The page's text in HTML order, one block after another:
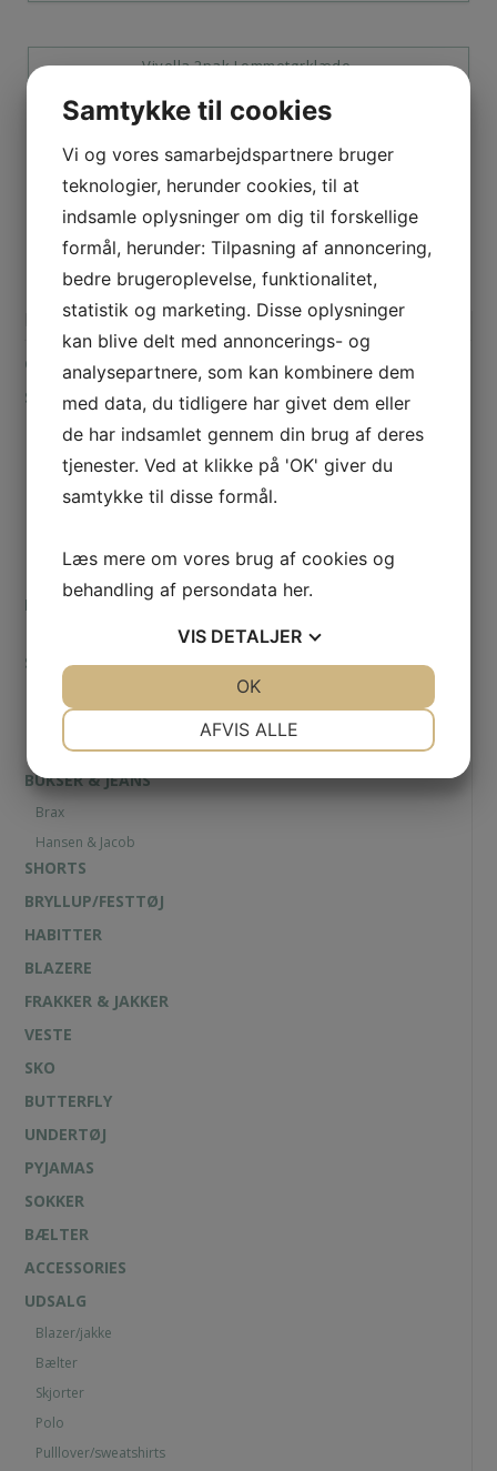
Viyella 2pak Lommetørklæde.
125,00DKK
Only 1 left in stock!
Paul & Shark Cap
649,00 DKK
Only 1 left in stock!
Kategorier
GAVEKORT
SKJORTER
Barbour
Paul & Shark
Stenströms
Eton
Viyella
POLOER
STRIK & SWEATSHIRTS
Paul & Shark
Alan Paine
Van Heusen
BUKSER & JEANS
Brax
Hansen & Jacob
SHORTS
BRYLLUP/FESTTØJ
HABITTER
BLAZERE
FRAKKER & JAKKER
VESTE
SKO
BUTTERFLY
UNDERTØJ
PYJAMAS
SOKKER
BÆLTER
ACCESSORIES
UDSALG
Blazer/jakke
Bælter
Skjorter
Polo
Pulllover/sweatshirts
Samtykke til cookies
Vi og vores samarbejdspartnere bruger
teknologier, herunder cookies, til at
indsamle oplysninger om dig til forskellige
formål, herunder: Tilpasning af annoncering,
bedre brugeroplevelse, funktionalitet,
statistik og marketing. Disse oplysninger
kan blive delt med annoncerings- og
analysepartnere, som kan kombinere dem
med data, du tidligere har givet dem eller
de har indsamlet gennem din brug af deres
tjenester. Ved at klikke på 'OK' giver du
samtykke til disse formål.
Læs mere om vores brug af cookies og
behandling af persondata her.
VIS DETALJER
AFVIS ALLE
OK